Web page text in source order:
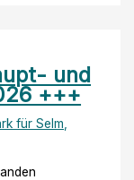
und
+++
für Selm